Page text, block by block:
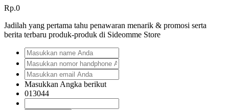
Rp.0
Jadilah yang pertama tahu penawaran menarik & promosi serta
berita terbaru produk-produk di Sideomme Store
Masukkan Angka berikut
013044